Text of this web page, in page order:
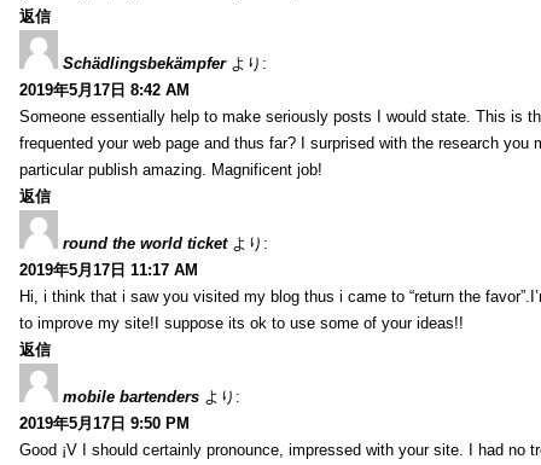
返信
Schädlingsbekämpfer より:
2019年5月17日 8:42 AM
Someone essentially help to make seriously posts I would state. This is
frequented your web page and thus far? I surprised with the research you
particular publish amazing. Magnificent job!
返信
round the world ticket より:
2019年5月17日 11:17 AM
Hi, i think that i saw you visited my blog thus i came to “return the
to improve my site!I suppose its ok to use some of your ideas!!
返信
mobile bartenders より:
2019年5月17日 9:50 PM
Good ¡V I should certainly pronounce, impressed with your site. I had no